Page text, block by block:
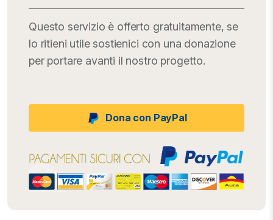
Questo servizio è offerto gratuitamente, se
lo ritieni utile sostienici con una donazione
per portare avanti il nostro progetto.
Dona con PayPal